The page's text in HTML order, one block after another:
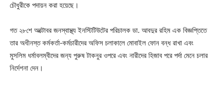
চৌধুরীকে পদায়ন করা হয়েছে।
গত ২৮শে অক্টোবর জনস্বাস্থ্য ইনস্টিটিউটের পরিচালক ডা. আবদুর রহিম এক বিজ্ঞপ্তিতে
তার অধীনস্ত কর্মকর্তা-কর্মচারীদের অফিস চলাকালে মোবাইল ফোন বন্ধ রাখা এবং
মুসলিম ধর্মাবলম্বীদের জন্য পুরুষ টাকনুর ওপরে এবং নারীদের হিজাব পরে পর্দা মেনে চলার
নির্দেশনা দেন।